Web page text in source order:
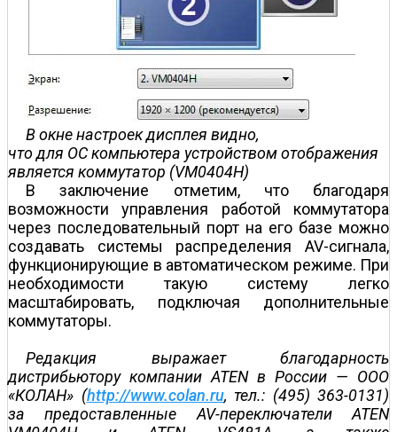
В окне настроек дисплея видно,
что для ОС компьютера устройством отображения
является коммутатор (VM0404H)
В заключение отметим, что благодаря
возможности управления работой коммутатора
через последовательный порт на его базе можно
создавать системы распределения AV-сигнала,
функционирующие в автоматическом режиме. При
необходимости такую систему легко
масштабировать, подключая дополнительные
коммутаторы.
Редакция выражает благодарность
дистрибьютору компании ATEN в России — OOO
«КОЛАН» (http://www.colan.ru, тел.: (495) 363-0131)
за предоставленные AV-переключатели ATEN